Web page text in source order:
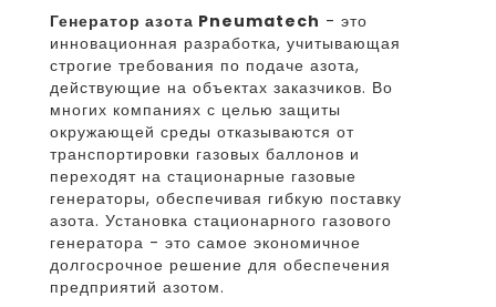
Генератор азота Pneumatech - это
инновационная разработка, учитывающая
строгие требования по подаче азота,
действующие на объектах заказчиков. Во
многих компаниях с целью защиты
окружающей среды отказываются от
транспортировки газовых баллонов и
переходят на стационарные газовые
генераторы, обеспечивая гибкую поставку
азота. Установка стационарного газового
генератора - это самое экономичное
долгосрочное решение для обеспечения
предприятий азотом.